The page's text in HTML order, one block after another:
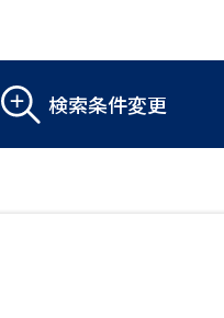
大学入学共通テスト「受験
検索条件変更